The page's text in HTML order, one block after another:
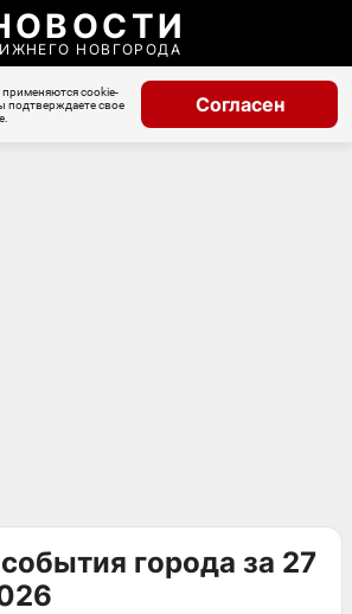
НОВГОРОДА
cookie-
подтверждаете свое
Согласен
города за 27